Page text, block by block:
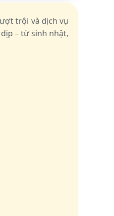
trội và dịch vụ
– từ sinh nhật,